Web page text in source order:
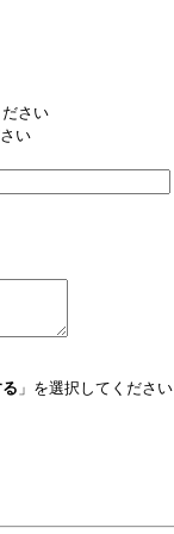
さい
い
」を選択してください